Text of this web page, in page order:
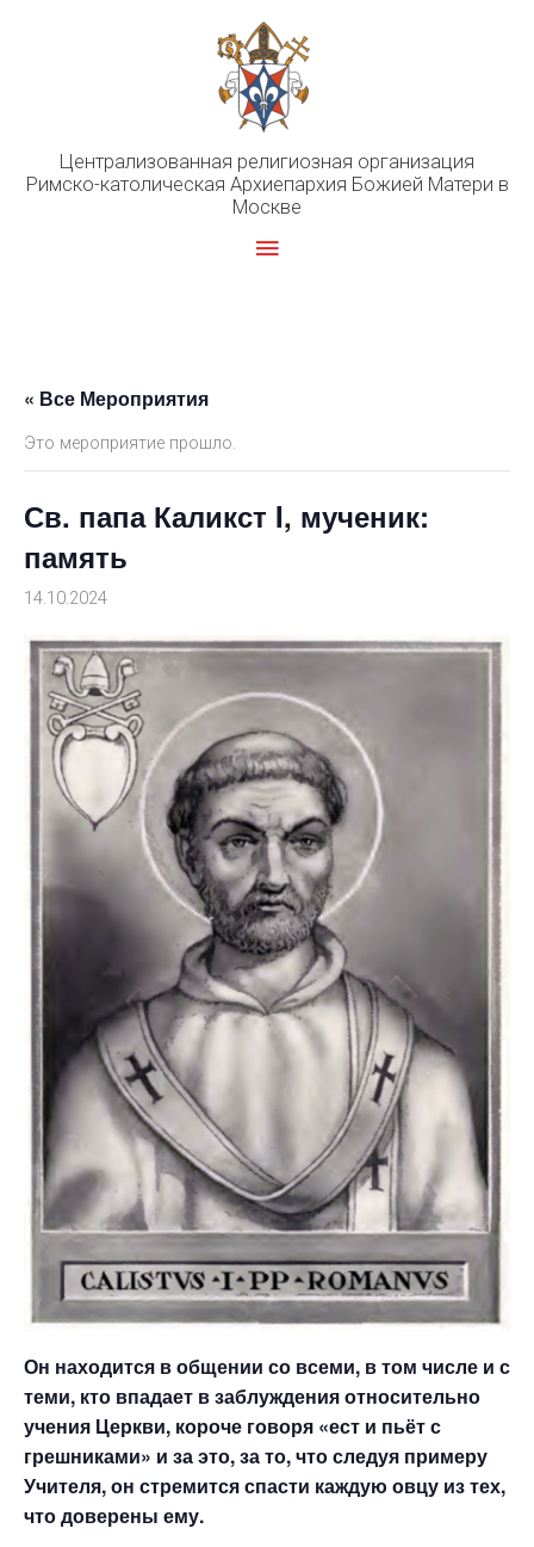
Централизованная религиозная организация
Римско-католическая Архиепархия Божией Матери в
Москве
Главное
« Все Мероприятия
Это мероприятие прошло.
Св. папа Каликст I, мученик:
память
14.10.2024
Он находится в общении со всеми, в том числе и с
теми, кто впадает в заблуждения относительно
учения Церкви, короче говоря «ест и пьёт с
грешниками» и за это, за то, что следуя примеру
Учителя, он стремится спасти каждую овцу из тех,
что доверены ему.